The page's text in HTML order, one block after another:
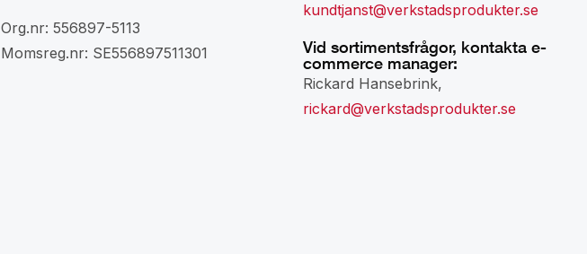
Org.nr: 556897-5113
Momsreg.nr: SE556897511301
kundtjanst@verkstadsprodukter.se
Vid sortimentsfrågor, kontakta e-
commerce manager:
Rickard Hansebrink,
rickard@verkstadsprodukter.se